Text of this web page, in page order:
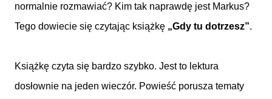
normalnie rozmawiać? Kim tak naprawdę jest Markus?
Tego dowiecie się czytając książkę „Gdy tu dotrzesz”.
Książkę czyta się bardzo szybko. Jest to lektura
dosłownie na jeden wieczór. Powieść porusza tematy